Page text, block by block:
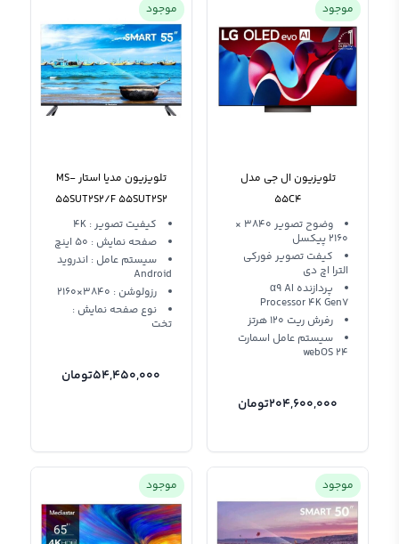
موجود
تلویزیون ال جی مدل
55C4
وضوح تصویر 3840 ×
2160 پیکسل
کیفت تصویر فورکی
الترا اچ دی
پردازنده α9 AI
Processor 4K Gen7
رفرش ریت 120 هرتز
سیستم عامل اسمارت
webOS 24
204,600,000تومان
موجود
تلویزیون مدیا استار MS-
55SUT2S2/F 55SUT2S2
کیفیت تصویر : 4K
صفحه نمایش : 50 اینچ
سیستم عامل : اندروید
Android
رزولوشن : 3840×2160
نوع صفحه نمایش :
تخت
54,450,000تومان
موجود موجود